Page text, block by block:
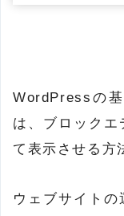
WordPressの
は、ブロックエ
て表示させる方
ウェブサイトの